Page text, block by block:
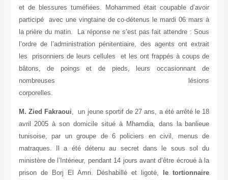
et de blessures tuméfiées. Mohammed était coupable d’avoir
participé avec une vingtaine de co-détenus le mardi 06 mars à
la prière du matin. La réponse ne s’est pas fait attendre : Sous
l’ordre de l’administration pénitentiaire, des agents ont extrait
les prisonniers de leurs cellules et les ont frappés à coups de
bâtons, de poings et de pieds, leurs occasionnant de
nombreuses lésions
corporelles.
M. Zied Fakraoui, un jeune sportif de 27 ans, a été arrêté le 18
avril 2005 à son domicile situé à Mhamdia, dans la banlieue
tunisoise, par un groupe de 6 policiers en civil, menus de
matraques. Il a été détenu au secret dans le sous sol du
ministère de l’Intérieur, pendant 14 jours avant d’être écroué à la
prison de Borj El Amri. Déshabillé et ligoté,
le tortionnaire